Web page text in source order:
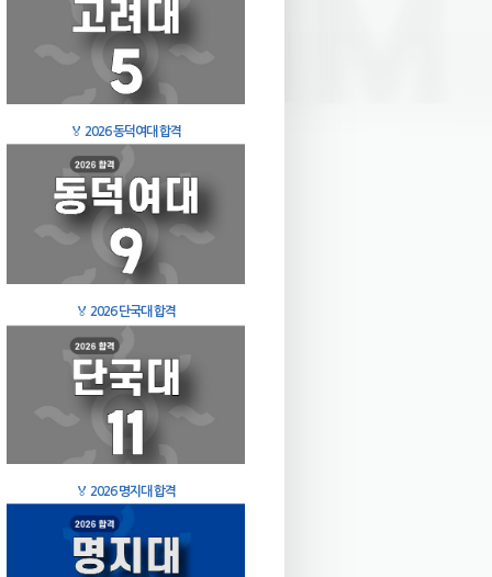
🏅 2026 동덕여대 합격
🏅 2026 단국대 합격
🏅 2026 명지대 합격